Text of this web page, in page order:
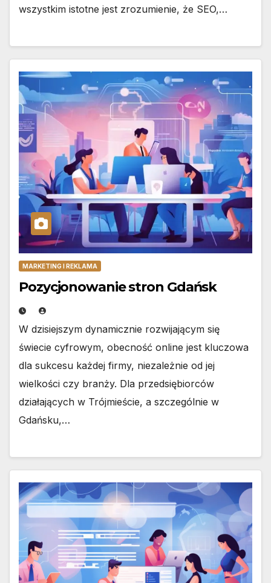
wszystkim istotne jest zrozumienie, że SEO,…
MARKETING I REKLAMA
Pozycjonowanie stron Gdańsk
W dzisiejszym dynamicznie rozwijającym się
świecie cyfrowym, obecność online jest kluczowa
dla sukcesu każdej firmy, niezależnie od jej
wielkości czy branży. Dla przedsiębiorców
działających w Trójmieście, a szczególnie w
Gdańsku,…